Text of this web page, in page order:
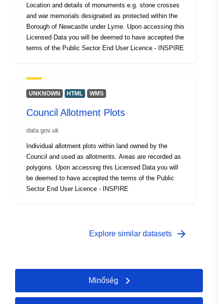
Location and details of monuments e.g. stone crosses
and war memorials designated as protected within the
Borough of Newcastle under Lyme. Upon accessing this
Licensed Data you will be deemed to have accepted the
terms of the Public Sector End User Licence - INSPIRE
UNKNOWN HTML WMS
Council Allotment Plots
data.gov.uk
Individual allotment plots within land owned by the
Council and used as allotments. Areas are recorded as
polygons. Upon accessing this Licensed Data you will
be deemed to have accepted the terms of the Public
Sector End User Licence - INSPIRE
Explore similar datasets arrow_forward
Minőség